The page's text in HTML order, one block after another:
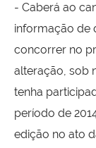
- Caberá ao
informação de
concorrer no
alteração, sob
tenha
período de
edição no ato